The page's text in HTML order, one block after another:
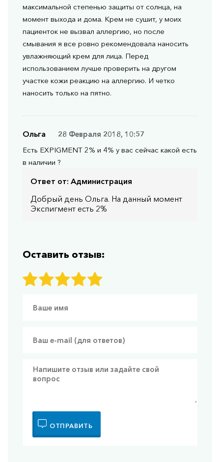
максимальной степенью защиты от солнца, на
момент выхода и дома. Крем не сушит, у моих
пациенток не вызвал аллергию, но после
смывания я все ровно рекомендовала наносить
увлажняющий крем для лица. Перед
использованием лучше проверить на другом
участке кожи реакцию на аллергию. И четко
наносить только на пятно.
Ольга
28 Февраля 2018, 10:57
Есть EXPIGMENT 2% и 4% у вас сейчас какой есть
в наличии ?
Ответ от: Администрация
Добрый день Ольга. На данный момент
Экспигмент есть 2%
Оставить отзыв:
ОТПРАВИТЬ